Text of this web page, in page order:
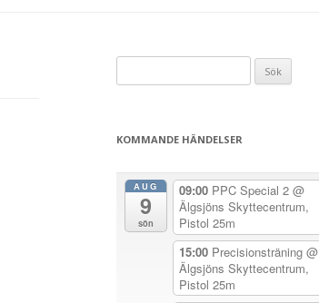
efter:
KOMMANDE HÄNDELSER
AUG
9
sön
09:00 PPC Special 2 @
Älgsjöns Skyttecentrum,
Pistol 25m
15:00 Precisionsträning @
Älgsjöns Skyttecentrum,
Pistol 25m